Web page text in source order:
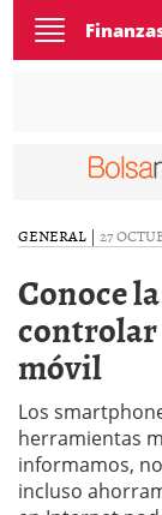
Toggle
navigation
GENERAL | 27
Conoce
controlar
móvil
Los
herramientas
informamos,
incluso